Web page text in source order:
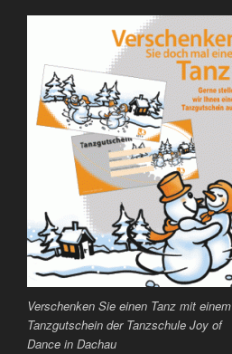
Verschenken Sie einen Tanz mit einem
Tanzgutschein der Tanzschule Joy of
Dance in Dachau